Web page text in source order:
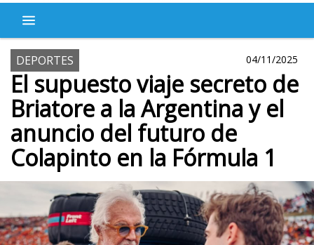
DEPORTES 04/11/2025
El supuesto viaje secreto de
Briatore a la Argentina y el
anuncio del futuro de
Colapinto en la Fórmula 1